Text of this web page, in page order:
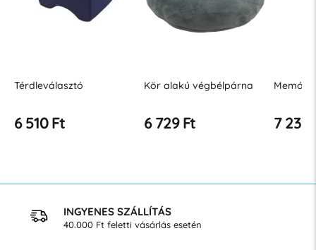
Térdleválasztó
6 510 Ft
Kör alakú végbélpárna
6 729 Ft 7 239
INGYENES SZÁLLÍTÁS
40.000 Ft feletti vásárlás esetén